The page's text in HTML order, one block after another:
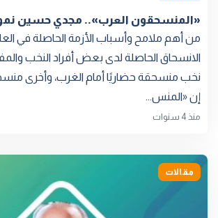
«المنسحقون العرب».. مجدي حسين
من أهم ملامح وأسباب الأزمة الحاصلة في العالم
الانسحاق الحاصلة لدى بعض أفراد النخب
نخب منسحقة حضاريًا أمام الغرب، وأخرى
إن «المنس...
منذ 4 سنوات
مقالات